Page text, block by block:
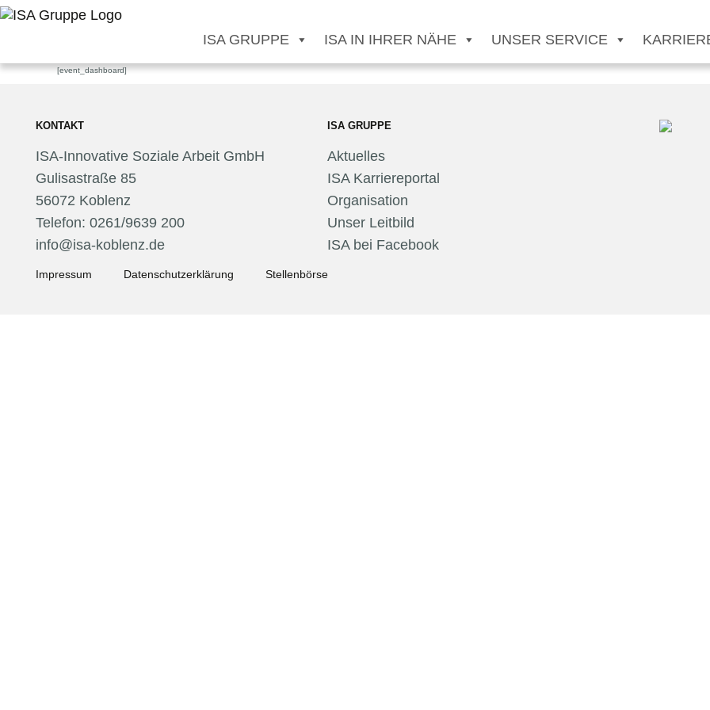
ISA GRUPPE ISA IN IHRER NÄHE UNSER SERVICE
[event_dashboard]
KONTAKT
ISA-Innovative Soziale Arbeit GmbH
Gulisastraße 85
56072 Koblenz
Telefon: 0261/9639 200
info@isa-koblenz.de
ISA GRUPPE
Aktuelles
ISA Karriereportal
Organisation
Unser Leitbild
ISA bei Facebook
Impressum Datenschutzerklärung Stellenbörse